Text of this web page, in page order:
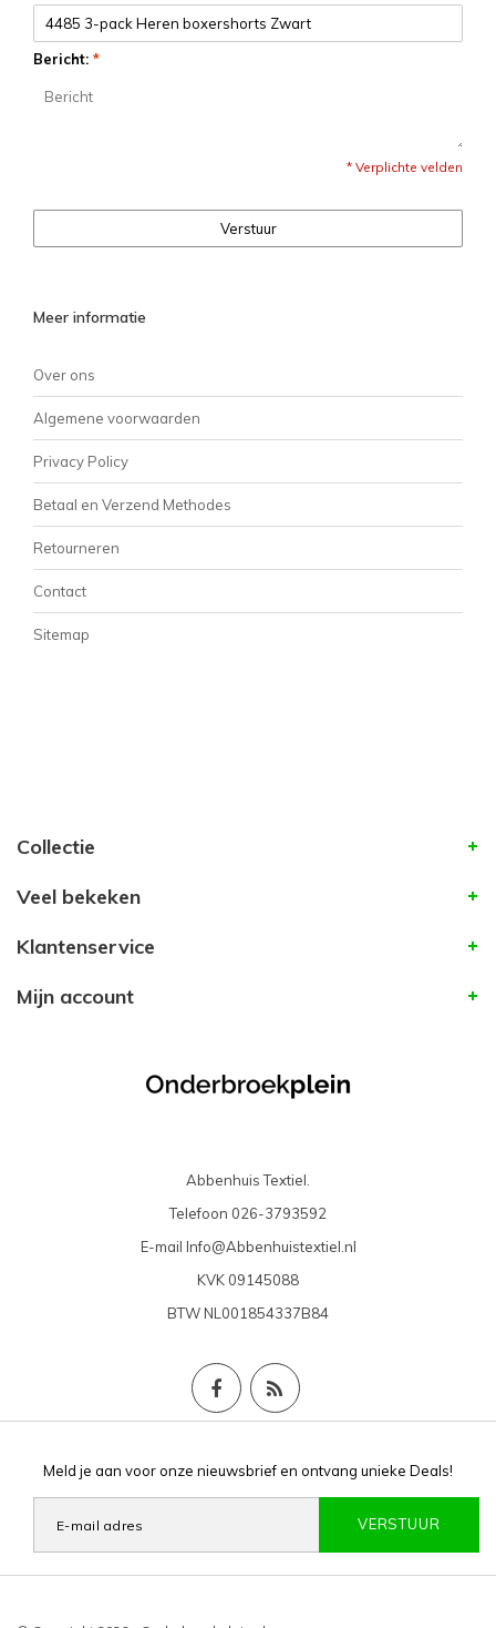
Bericht: *
* Verplichte velden
Verstuur
Meer informatie
Over ons
Algemene voorwaarden
Privacy Policy
Betaal en Verzend Methodes
Retourneren
Contact
Sitemap
Collectie
Veel bekeken
Klantenservice
Mijn account
Abbenhuis Textiel.
Telefoon 026-3793592
E-mail Info@Abbenhuistextiel.nl
KVK 09145088
BTWNL001854337B84
Meld je aan voor onze nieuwsbrief en ontvang unieke Deals!
VERSTUUR